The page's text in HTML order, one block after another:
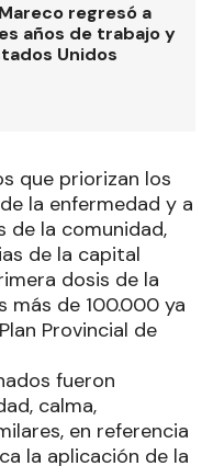
regresó a
años de trabajo y
Unidos
que priorizan los
la enfermedad y a
de la comunidad,
de la capital
dosis de la
más de 100.000 ya
Provincial de
fueron
calma,
en referencia
la aplicación de la